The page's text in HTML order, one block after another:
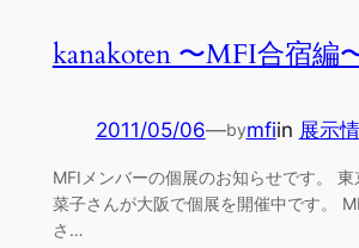
kanakoten 〜MFI合宿編
2011/05/06—bymfiin 展示
MFIメンバーの個展のお知らせです。
菜子さんが大阪で個展を開催中です。
さ…